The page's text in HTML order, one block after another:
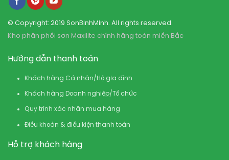
© Copyright: 2019 SonBinhMinh. All rights reserved.
Kho phân phối sơn Maxilite chính hãng toàn miền Bắc
Hướng dẫn thanh toán
Khách hàng Cá nhân/Hộ gia đình
Khách hàng Doanh nghiệp/Tổ chức
Quy trình xác nhận mua hàng
Điều khoản & điều kiện thanh toán
Hỗ trợ khách hàng